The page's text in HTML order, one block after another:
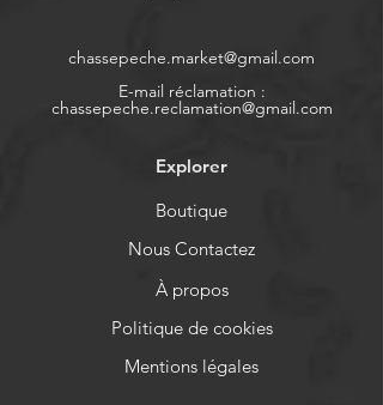
chassepeche.market@gmail.com
E-mail réclamation :
chassepeche.reclamation@gmail.com
Explorer
Boutique
Nous Contactez
À propos
Politique de cookies
Mentions légales